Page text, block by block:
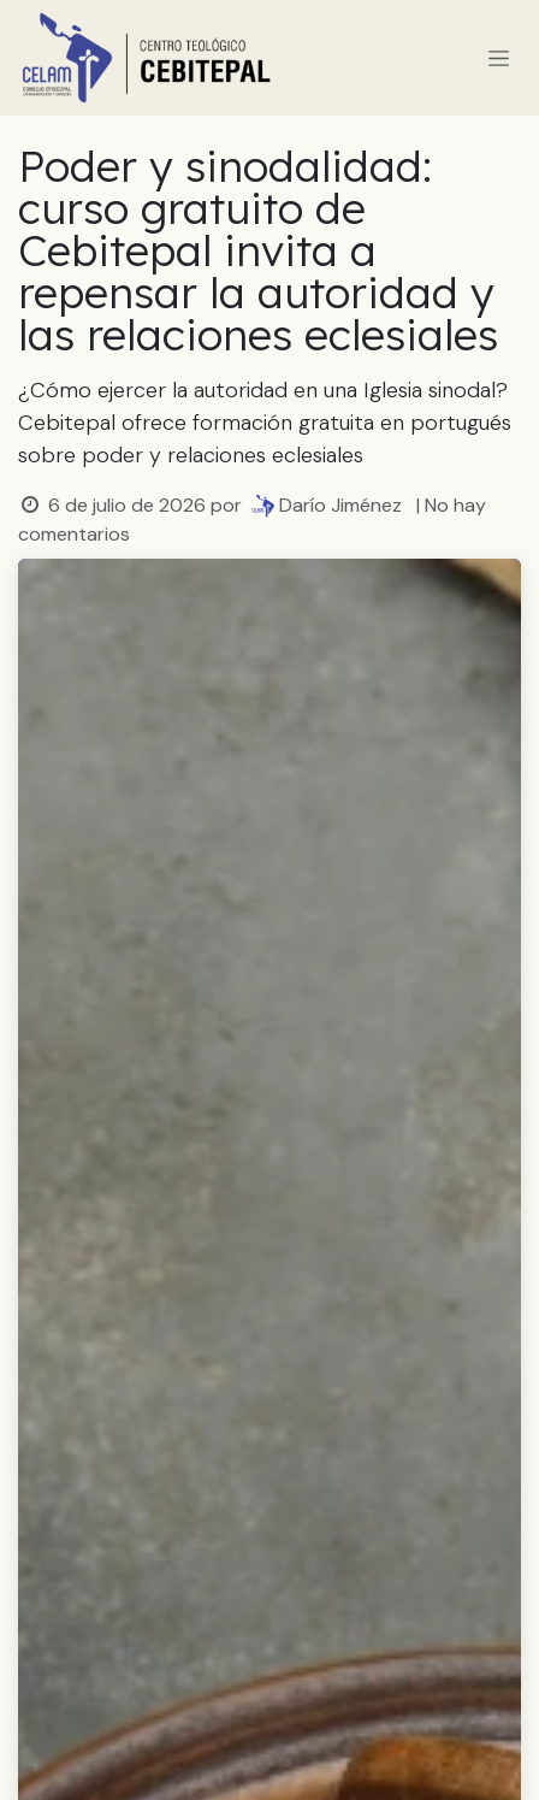
Ir al contenido
Poder y sinodalidad:
curso gratuito de
Cebitepal invita a
repensar la autoridad y
las relaciones eclesiales
¿Cómo ejercer la autoridad en una Iglesia sinodal?
Cebitepal ofrece formación gratuita en portugués
sobre poder y relaciones eclesiales
6 de julio de 2026 por Darío Jiménez
| No hay
comentarios